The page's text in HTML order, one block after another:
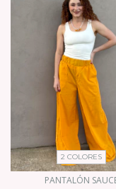
2 COLORES
PANTALÓN